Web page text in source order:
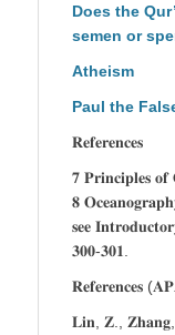
Does the
semen or
Atheism
Paul the
𝐑𝐞𝐟𝐞𝐫𝐞𝐧𝐜𝐞𝐬
𝟕 𝐏𝐫𝐢𝐧𝐜𝐢𝐩𝐥𝐞𝐬
𝟖
𝐬𝐞𝐞
𝟑𝟎𝟎-𝟑𝟎𝟏.
𝐑𝐞𝐟𝐞𝐫𝐞𝐧𝐜𝐞𝐬
𝐋𝐢𝐧, 𝐙.,